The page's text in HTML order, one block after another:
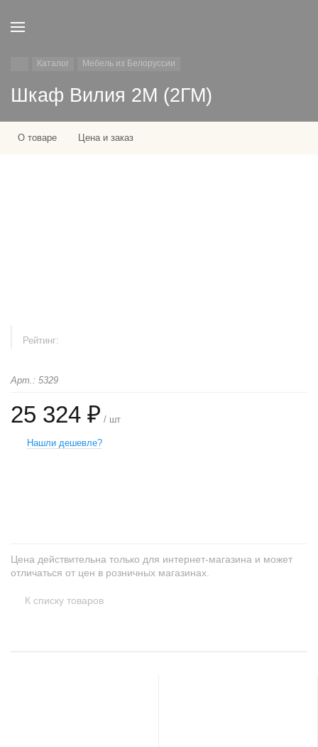
Каталог Мебель из Белоруссии
Шкаф Вилия 2М (2ГМ)
О товаре Цена и заказ
Рейтинг:
Арт.: 5329
25 324 ₽ / шт
Нашли дешевле?
Цена действительна только для интернет-магазина и может
отличаться от цен в розничных магазинах.
К списку товаров